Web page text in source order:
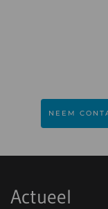
NEEM
Actueel